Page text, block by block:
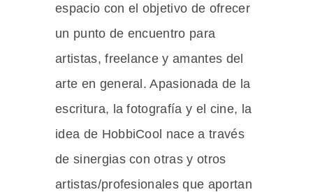
espacio con el objetivo de ofrecer
un punto de encuentro para
artistas, freelance y amantes del
arte en general. Apasionada de la
escritura, la fotografía y el cine, la
idea de HobbiCool nace a través
de sinergias con otras y otros
artistas/profesionales que aportan